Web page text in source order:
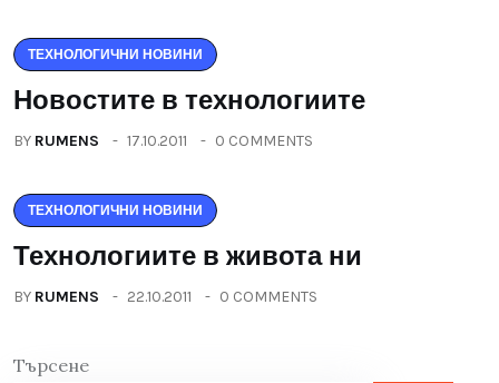
ТЕХНОЛОГИЧНИ НОВИНИ
Новостите в технологиите
BY RUMENS 17.10.2011 0 COMMENTS
ТЕХНОЛОГИЧНИ НОВИНИ
Технологиите в живота ни
BY RUMENS 22.10.2011 0 COMMENTS
Търсене